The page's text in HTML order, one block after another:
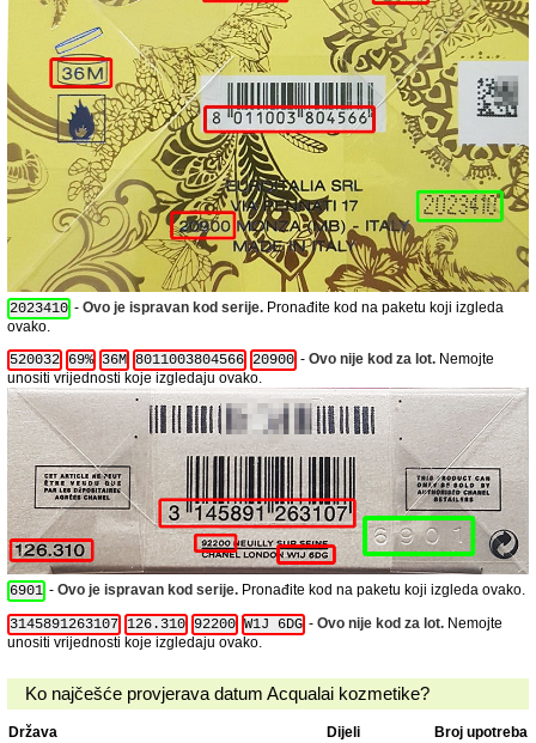
2023410 - Ovo je ispravan kod serije. Pronađite kod na paketu koji izgleda
ovako.
520032 69% 36M 8011003804566 20900 - Ovo nije kod za lot. Nemojte
unositi vrijednosti koje izgledaju ovako.
6901 - Ovo je ispravan kod serije. Pronađite kod na paketu koji izgleda ovako.
3145891263107 126.310 92200 W1J 6DG - Ovo nije kod za lot. Nemojte
unositi vrijednosti koje izgledaju ovako.
Ko najčešće provjerava datum Acqualai kozmetike?
Država Dijeli
Broj upotreba